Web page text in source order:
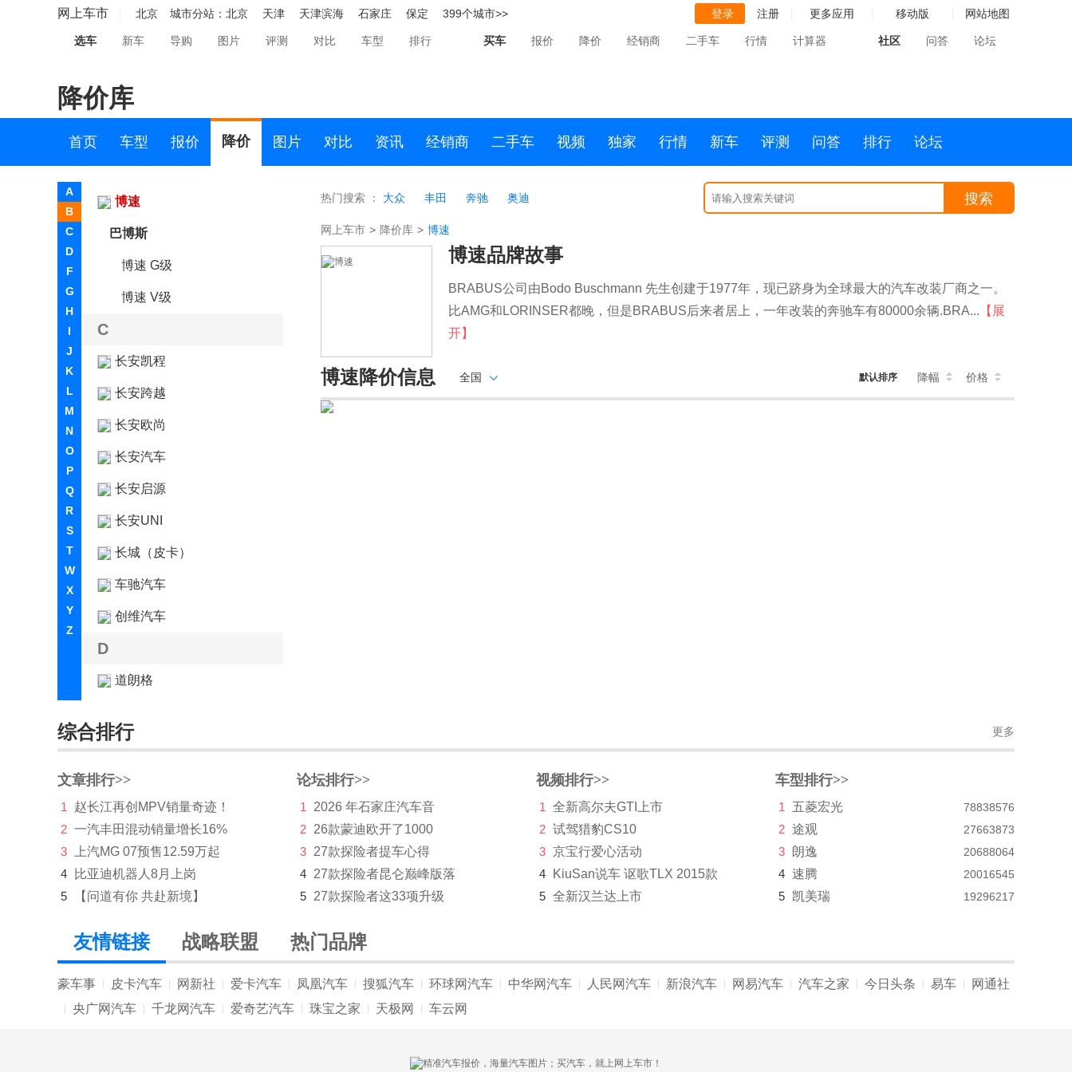
网上车市 北京 城市分站： 北京 天津 天津滨海 石家庄 保定 399个城市>> 登录 注册 更多应用 移动版 网站地图
选车 新车 导购 图片 评测 对比 车型 排行 买车 报价 降价 经销商 二手车 行情 计算器 社区 问答 论坛
降价库
首页 车型 报价 降价 图片 对比 资讯 经销商 二手车 视频 独家 行情 新车 评测 问答 排行 论坛
A
B
C
D
F
G
H
I
J
K
L
M
N
O
P
Q
R
S
T
W
X
Y
Z
奔腾
本田
别克
宾利
比亚迪
博速
巴博斯
博速 G级
博速 V级
C
长安凯程
长安跨越
长安欧尚
长安汽车
长安启源
长安UNI
长城（皮卡）
车驰汽车
创维汽车
D
道朗格
大众
东风
东风风度
东风风光
东风风神
东风风行
东风富康
东风纳米
东风瑞泰特
热门搜索 ： 大众 丰田 奔驰 奥迪 搜索
网上车市 > 降价库 > 博速
博速品牌故事
BRABUS公司由Bodo Buschmann 先生创建于1977年，现已跻身为全球最大的汽车改装厂商之一。
比AMG和LORINSER都晚，但是BRABUS后来者居上，一年改装的奔驰车有80000余辆.BRA... 【展
开】
博速降价信息 全国 默认排序 降幅 价格
综合排行 更多
文章排行>>
1
赵长江再创MPV销量奇迹！
2 一汽丰田混动销量增长16%
3
上汽MG 07预售12.59万起
4
比亚迪机器人8月上岗
5
【问道有你 共赴新境】
论坛排行>>
1
2026 年石家庄汽车音
2 26款蒙迪欧开了1000
3 27款探险者提车心得
4 27款探险者昆仑巅峰版落
5 27款探险者这33项升级
视频排行>>
1
全新高尔夫GTI上市
2 试驾猎豹CS10
3 京宝行爱心活动
4
KiuSan说车 讴歌TLX 2015款
5 全新汉兰达上市
车型排行>>
1 五菱宏光 78838576
2 途观 27663873
3 朗逸 20688064
4 速腾 20016545
5 凯美瑞 19296217
友情链接 战略联盟 热门品牌
豪车事 皮卡汽车 网新社 爱卡汽车 凤凰汽车 搜狐汽车 环球网汽车 中华网汽车 人民网汽车 新浪汽车 网易汽车 汽车之家 今日头条 易车 网通社
央广网汽车 千龙网汽车 爱奇艺汽车 珠宝之家 天极网 车云网